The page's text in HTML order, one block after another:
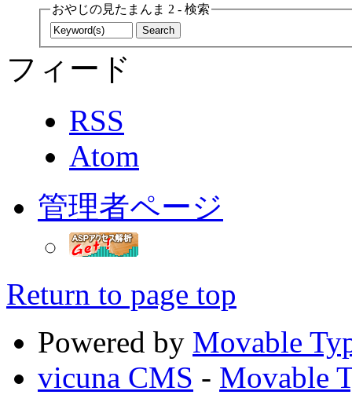
おやじの見たまんま 2 - 検索
フィード
RSS
Atom
管理者ページ
Return to page top
Powered by Movable
vicuna CMS - Movable